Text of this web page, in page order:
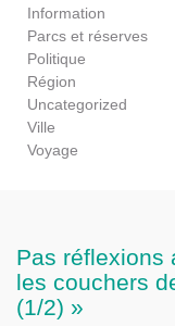
Information
Parcs et réserves
Politique
Région
Uncategorized
Ville
Voyage
Pas réflexions
les couchers
(1/2) »